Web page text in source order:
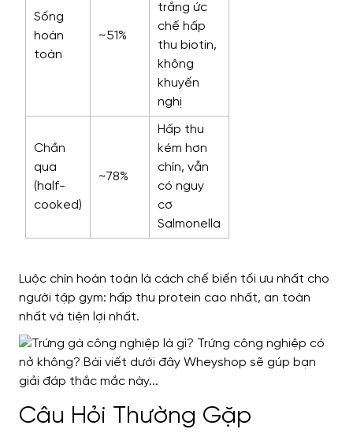
Sống
hoàn
toàn
~51%
trắng ức
chế hấp
thu biotin,
không
khuyến
nghị
Chần
qua
(half-
cooked)
~78%
Hấp thu
kém hơn
chín, vẫn
có nguy
cơ
Salmonella
Luộc chín hoàn toàn là cách chế biến tối ưu nhất cho
người tập gym: hấp thu protein cao nhất, an toàn
nhất và tiện lợi nhất.
Câu Hỏi Thường Gặp